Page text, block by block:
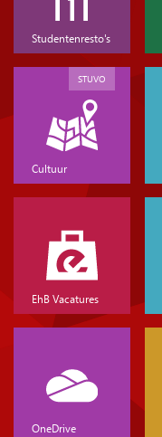
Studentenresto's
Cultuur
STUVO
EhB Vacatures
OneDrive